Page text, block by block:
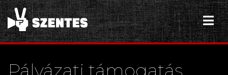
Pályázati támogatás